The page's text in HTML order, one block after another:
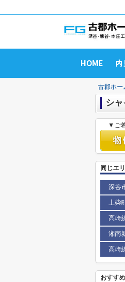
HOME
古郡ホー
シ
▼ご
同じエ
深谷
上柴
高崎
湘南
高崎
おすす